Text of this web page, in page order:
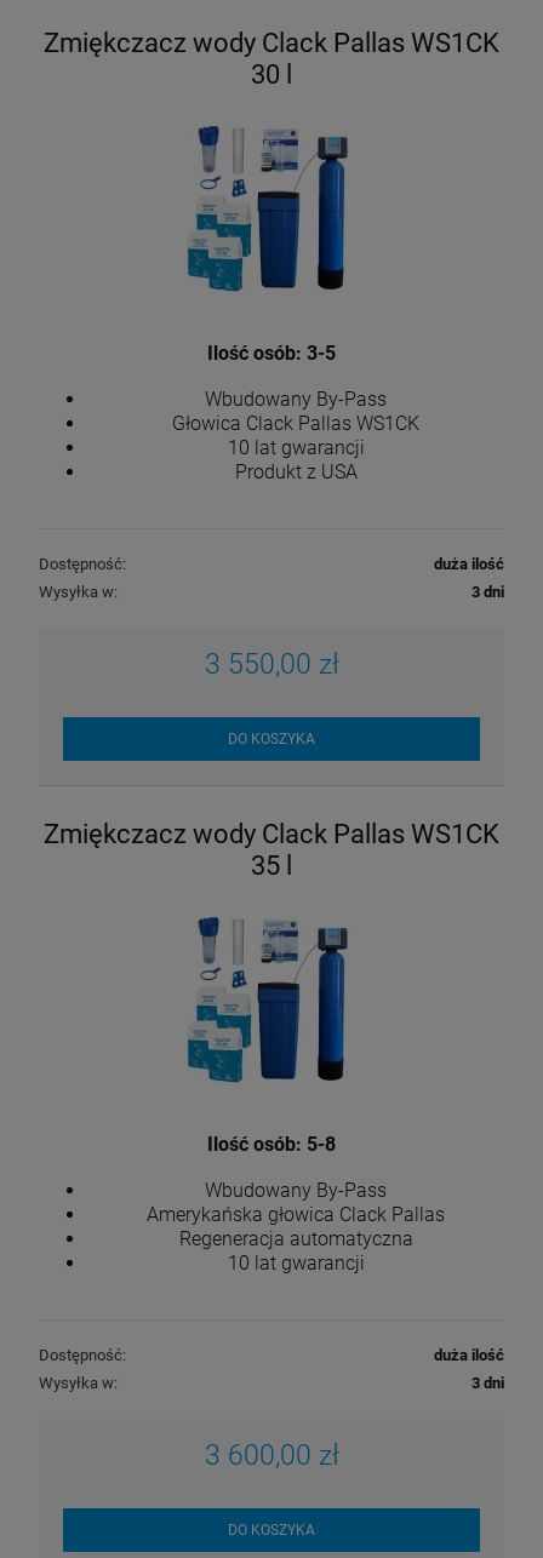
DO KOSZYKA
Zmiękczacz wody Clack Pallas WS1CK
30 l
Ilość osób: 3-5
Wbudowany By-Pass
Głowica Clack Pallas WS1CK
10 lat gwarancji
Produkt z USA
Dostępność:
duża ilość
Wysyłka w:
3 dni
3 550,00 zł
DO KOSZYKA
Zmiękczacz wody Clack Pallas WS1CK
35 l
Ilość osób: 5-8
Wbudowany By-Pass
Amerykańska głowica Clack Pallas
Regeneracja automatyczna
10 lat gwarancji
Dostępność:
duża ilość
Wysyłka w:
3 dni
3 600,00 zł
DO KOSZYKA